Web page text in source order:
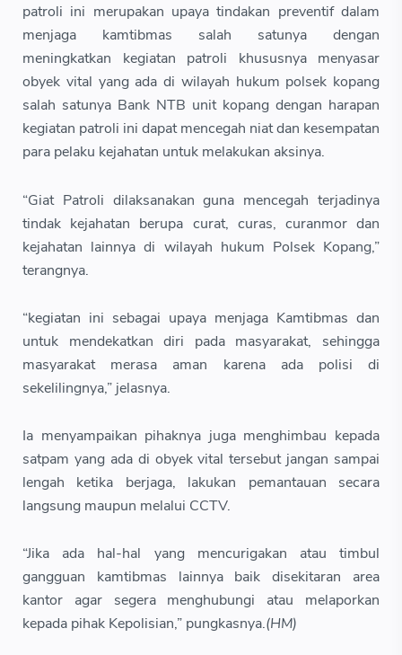
patroli ini merupakan upaya tindakan preventif dalam
menjaga kamtibmas salah satunya dengan
meningkatkan kegiatan patroli khususnya menyasar
obyek vital yang ada di wilayah hukum polsek kopang
salah satunya Bank NTB unit kopang dengan harapan
kegiatan patroli ini dapat mencegah niat dan kesempatan
para pelaku kejahatan untuk melakukan aksinya.
“Giat Patroli dilaksanakan guna mencegah terjadinya
tindak kejahatan berupa curat, curas, curanmor dan
kejahatan lainnya di wilayah hukum Polsek Kopang,”
terangnya.
“kegiatan ini sebagai upaya menjaga Kamtibmas dan
untuk mendekatkan diri pada masyarakat, sehingga
masyarakat merasa aman karena ada polisi di
sekelilingnya,” jelasnya.
Ia menyampaikan pihaknya juga menghimbau kepada
satpam yang ada di obyek vital tersebut jangan sampai
lengah ketika berjaga, lakukan pemantauan secara
langsung maupun melalui CCTV.
“Jika ada hal-hal yang mencurigakan atau timbul
gangguan kamtibmas lainnya baik disekitaran area
kantor agar segera menghubungi atau melaporkan
kepada pihak Kepolisian,” pungkasnya.(HM)